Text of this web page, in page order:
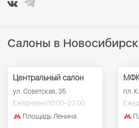
Салоны в
Центральный салон
ул. Советская, 35
Ежедневно10:00–22:00
Площадь Ленина
пл.